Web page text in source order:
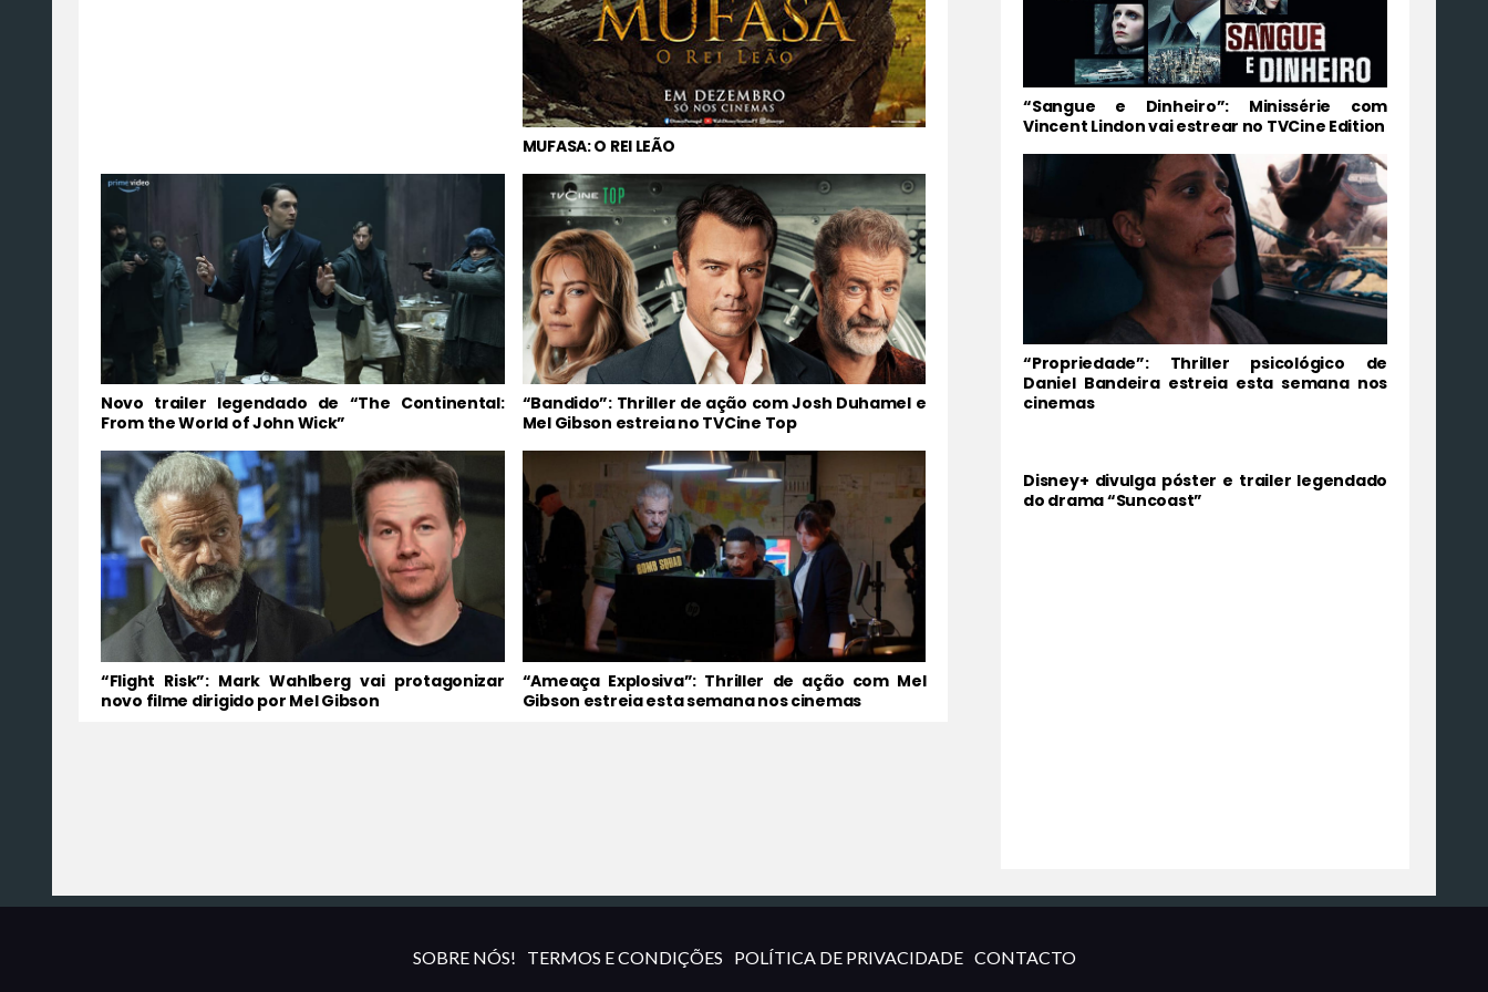
MUFASA: O REI LEÃO
Novo trailer legendado de “The Continental:
From the World of John Wick”
“Bandido”: Thriller de ação com Josh Duhamel e
Mel Gibson estreia no TVCine Top
“Flight Risk”: Mark Wahlberg vai protagonizar
novo filme dirigido por Mel Gibson
“Ameaça Explosiva”: Thriller de ação com Mel
Gibson estreia esta semana nos cinemas
“Sangue e Dinheiro”: Minissérie com
Vincent Lindon vai estrear no TVCine Edition
“Propriedade”: Thriller psicológico de
Daniel Bandeira estreia esta semana nos
cinemas
Disney+ divulga póster e trailer legendado
do drama “Suncoast”
SOBRE NÓS! TERMOS E CONDIÇÕES POLÍTICA DE PRIVACIDADE CONTACTO